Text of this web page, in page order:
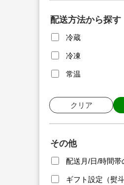
配送方法から探す
冷蔵
冷凍
常温
クリア
その他
配送月/日/時間帯
ギフト設定（熨